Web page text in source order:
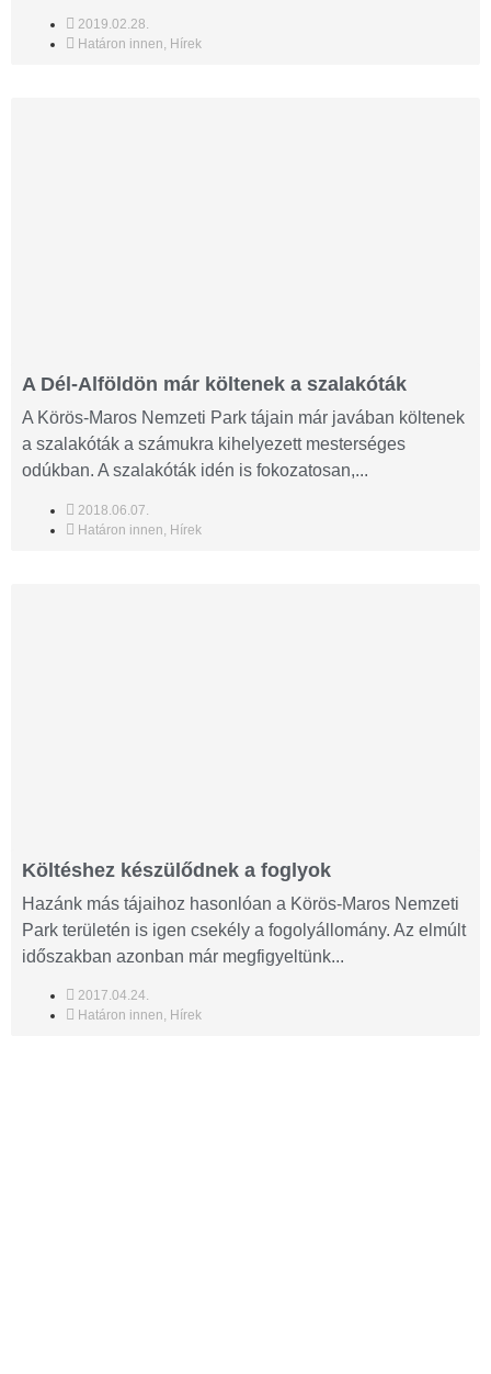
2019.02.28.
Határon innen, Hírek
A Dél-Alföldön már költenek a szalakóták
A Körös-Maros Nemzeti Park tájain már javában költenek
a szalakóták a számukra kihelyezett mesterséges
odúkban. A szalakóták idén is fokozatosan,...
2018.06.07.
Határon innen Hírek
Költéshez készülődnek a foglyok
Hazánk más tájaihoz hasonlóan a Körös-Maros Nemzeti
Park területén is igen csekély a fogolyállomány. Az elmúlt
időszakban azonban már megfigyeltünk...
2017.04.24.
Határon innen, Hírek